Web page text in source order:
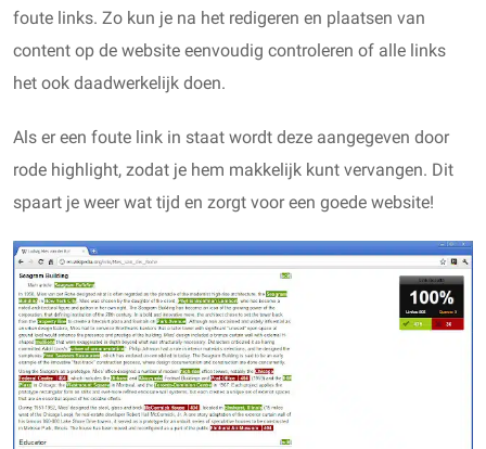
foute links. Zo kun je na het redigeren en plaatsen van
content op de website eenvoudig controleren of alle links
het ook daadwerkelijk doen.
Als er een foute link in staat wordt deze aangegeven door
rode highlight, zodat je hem makkelijk kunt vervangen. Dit
spaart je weer wat tijd en zorgt voor een goede website!